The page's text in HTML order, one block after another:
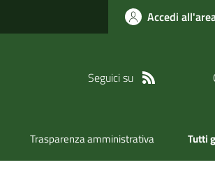
Accedi
Seguici su
Trasparenza amministrativa Tutti